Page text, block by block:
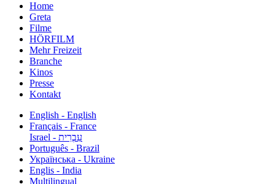
Home
Greta
Filme
HÖRFILM
Mehr Freizeit
Branche
Kinos
Presse
Kontakt
English - English
Français - France
עִבְרִית - Israel
Português - Brazil
Українська - Ukraine
Englis - India
Multilingual